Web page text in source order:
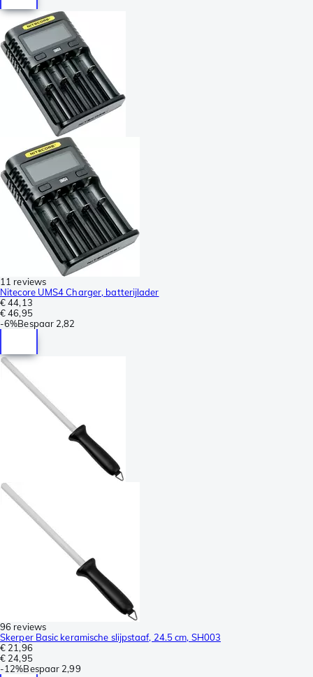
11 reviews
Nitecore UMS4 Charger, batterijlader
€ 44,13
€ 46,95
-6%Bespaar 2,82
96 reviews
Skerper Basic keramische slijpstaaf, 24.5 cm, SH003
€ 21,96
€ 24,95
-12%Bespaar 2,99